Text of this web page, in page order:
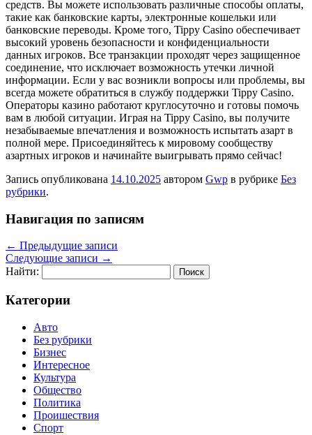
средств. Вы можете использовать различные способы оплаты,
такие как банковские карты, электронные кошельки или
банковские переводы. Кроме того, Tippy Casino обеспечивает
высокий уровень безопасности и конфиденциальности
данных игроков. Все транзакции проходят через защищенное
соединение, что исключает возможность утечки личной
информации. Если у вас возникли вопросы или проблемы, вы
всегда можете обратиться в службу поддержки Tippy Casino.
Операторы казино работают круглосуточно и готовы помочь
вам в любой ситуации. Играя на Tippy Casino, вы получите
незабываемые впечатления и возможность испытать азарт в
полной мере. Присоединяйтесь к мировому сообществу
азартных игроков и начинайте выигрывать прямо сейчас!
Запись опубликована 14.10.2025 автором Gwp в рубрике Без
рубрики.
Навигация по записям
← Предыдущие записи
Следующие записи →
Найти:
Категории
Авто
Без рубрики
Бизнес
Интересное
Культура
Общество
Политика
Проишествия
Спорт